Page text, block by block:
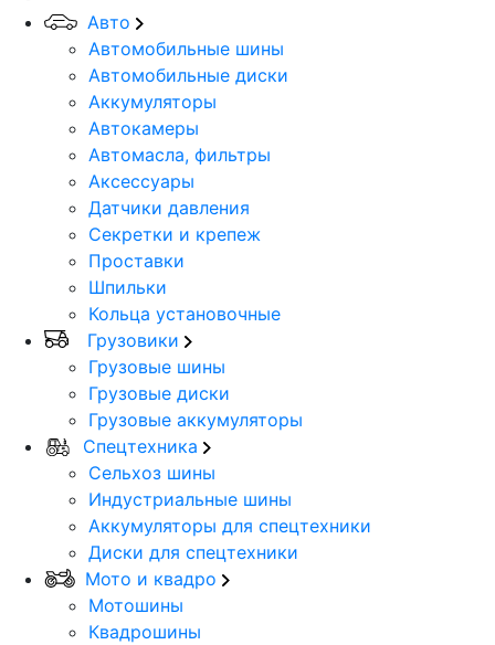
Авто
Автомобильные шины
Автомобильные диски
Аккумуляторы
Автокамеры
Автомасла, фильтры
Аксессуары
Датчики давления
Секретки и крепеж
Проставки
Шпильки
Кольца установочные
Грузовики
Грузовые шины
Грузовые диски
Грузовые аккумуляторы
Спецтехника
Сельхоз шины
Индустриальные шины
Аккумуляторы для спецтехники
Диски для спецтехники
Мото и квадро
Мотошины
Квадрошины